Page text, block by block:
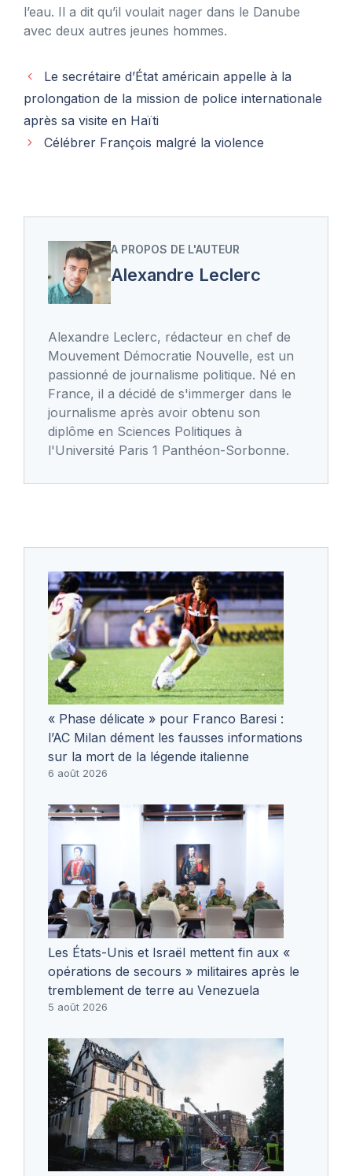
l’eau. Il a dit qu’il voulait nager dans le Danube
avec deux autres jeunes hommes.
Le secrétaire d’État américain appelle à la
prolongation de la mission de police internationale
après sa visite en Haïti
Célébrer François malgré la violence
A PROPOS DE L'AUTEUR
Alexandre Leclerc
Alexandre Leclerc, rédacteur en chef de
Mouvement Démocratie Nouvelle, est un
passionné de journalisme politique. Né en
France, il a décidé de s'immerger dans le
journalisme après avoir obtenu son
diplôme en Sciences Politiques à
l'Université Paris 1 Panthéon-Sorbonne.
« Phase délicate » pour Franco Baresi :
l’AC Milan dément les fausses informations
sur la mort de la légende italienne
6 août 2026
Les États-Unis et Israël mettent fin aux «
opérations de secours » militaires après le
tremblement de terre au Venezuela
5 août 2026